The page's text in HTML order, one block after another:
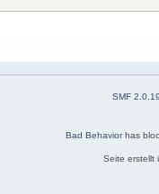
SMF
Bad Behaviorhas
Seite erstellt